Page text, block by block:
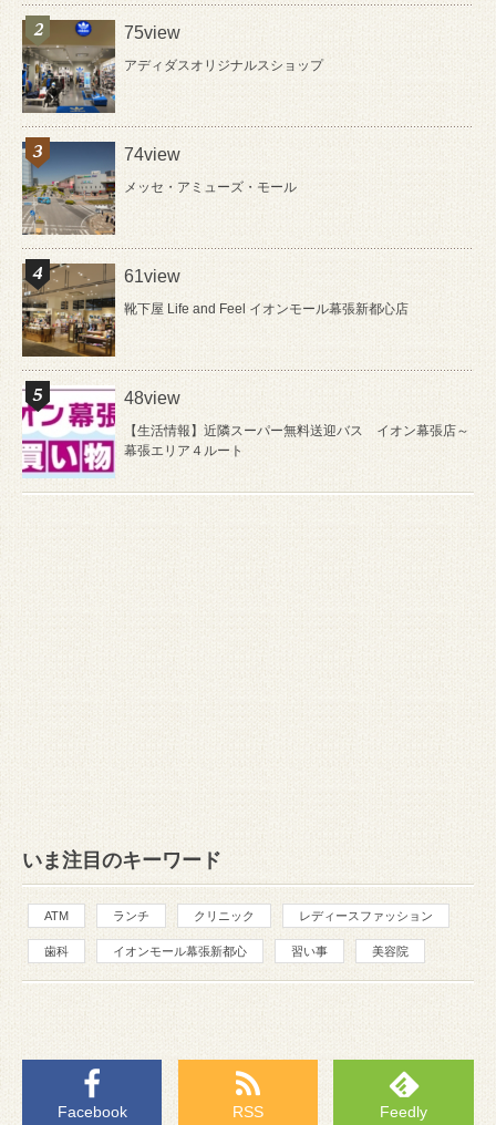
75view
アディダスオリジナルスショップ
74view
メッセ・アミューズ・モール
61view
靴下屋 Life and Feel イオンモール幕張新都心店
48view
【生活情報】近隣スーパー無料送迎バス イオン幕張店～
幕張エリア４ルート
いま注目のキーワード
ATM ランチ クリニック レディースファッション
歯科 イオンモール幕張新都心 習い事 美容院
Facebook RSS Feedly